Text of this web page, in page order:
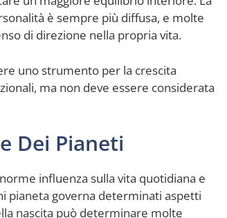
è sempre più diffusa, e molte
di direzione nella propria vita.
uno strumento per la crescita
ma non deve essere considerata
Dei Pianeti
influenza sulla vita quotidiana e
pianeta governa determinati aspetti
nascita può determinare molte